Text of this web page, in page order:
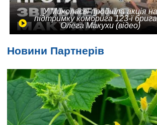
У Миколаєві пройшла акція на
підтримку комбрига 123-ї
Олега Макухи (відео)